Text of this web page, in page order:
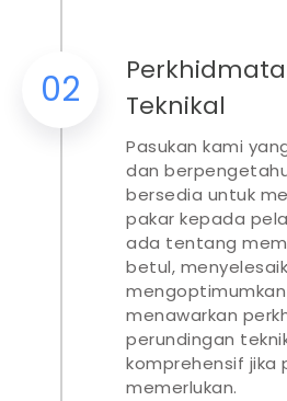
02
Teknikal
Pasukan kami
dan
bersedia untuk
pakar kepada
ada tentang
betul,
menawarkan
perundingan
komprehensif jika
memerlukan.​​​​​​​​